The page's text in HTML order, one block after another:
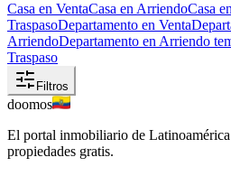
Casa en VentaCasa en ArriendoCasa
TraspasoDepartamento en Venta
ArriendoDepartamento en Arriendo
Traspaso
Filtros
doomos
El portal inmobiliario de
propiedades gratis.